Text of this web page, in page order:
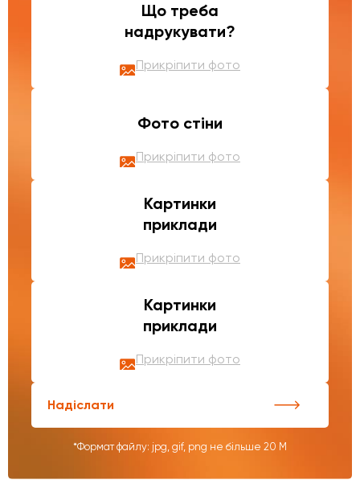
Що треба
надрукувати?
Прикріпити фото
Фото стіни
Прикріпити фото
Картинки
приклади
Прикріпити фото
Картинки
приклади
Прикріпити фото
Надіслати
*Формат файлу: jpg, gif, png не більше 20 М